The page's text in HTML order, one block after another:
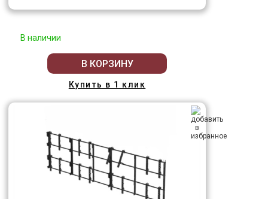
В наличии
В КОРЗИНУ
Купить в 1 клик